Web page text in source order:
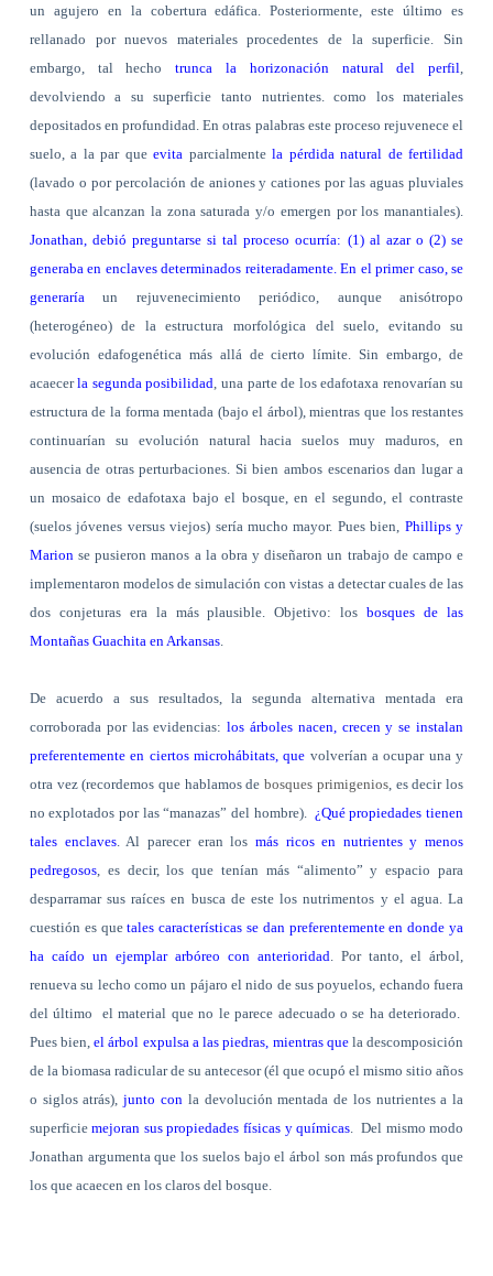
un agujero en la cobertura edáfica. Posteriormente, este último es
rellanado por nuevos materiales procedentes de la superficie. Sin
embargo, tal hechotrunca la horizonación natural del perfil
devolviendo a su superficie tanto nutrientes. como los materiales
depositados en profundidad. En otras palabras este proceso rejuvenece el
suelo, a la par queevita parcialmentela pérdida natural de fertilidad
(lavado o por percolación de aniones y cationes por las aguas pluviales
hasta que alcanzan la zona saturada y/o emergen por los manantiales).
Jonathan, debió preguntarse si tal proceso ocurría: (1) al azar o (2) se
generaba en enclaves determinados reiteradamente. En el primer caso, se
generaría un rejuvenecimiento periódico, aunque anisótropo
(heterogéneo) de la estructura morfológica del suelo, evitando su
evolución edafogenética más allá de cierto límite. Sin embargo, de
acaecerla segunda posibilidad , una parte de los edafotaxa renovarían su
estructura de la forma mentada (bajo el árbol), mientras que los restantes
continuarían su evolución natural hacia suelos muy maduros, en
ausencia de otras perturbaciones. Si bien ambos escenarios dan lugar a
un mosaico de edafotaxa bajo el bosque, en el segundo, el contraste
(suelos jóvenes versus viejos) sería mucho mayor. Pues bien, Phillips y
Marion se pusieron manos a la obra y diseñaron un trabajo de campo e
implementaron modelos de simulación con vistas a detectar cuales de las
dos conjeturas era la más plausible. Objetivo: los bosques de las
Montañas Guachita en Arkansas.
De acuerdo a sus resultados, la segunda alternativa mentada era
corroborada por las evidencias:los árboles nacen, crecen y se instalan
preferentemente en ciertos microhábitats, que volverían a ocupar una y
otra vez (recordemos que hablamos debosques primigenios, es decir los
no explotados por las “manazas” del hombre).
¿Qué propiedades tienen
tales enclaves. Al parecer eran los más ricos en nutrientes y menos
pedregosos, es decir, los que tenían más “alimento” y espacio para
desparramar sus raíces en busca de este los nutrimentos y el agua. La
cuestión es quetales características se dan preferentemente en donde ya
ha caído un ejemplar arbóreo con anterioridad . Por tanto, el árbol,
renueva su lecho como un pájaro el nido de sus poyuelos, echando fuera
del último
el material que no le parece adecuado o se ha deteriorado.
Pues bien,el árbol expulsa a las piedras, mientras quela descomposición
de la biomasa radicular de su antecesor (él que ocupó el mismo sitio años
o siglos atrás),junto con la devolución mentada de los nutrientes a la
superficiemejoran sus propiedades físicas y químicas
Del mismo modo
Jonathan argumenta que los suelos bajo el árbol son más profundos que
los que acaecen en los claros del bosque.